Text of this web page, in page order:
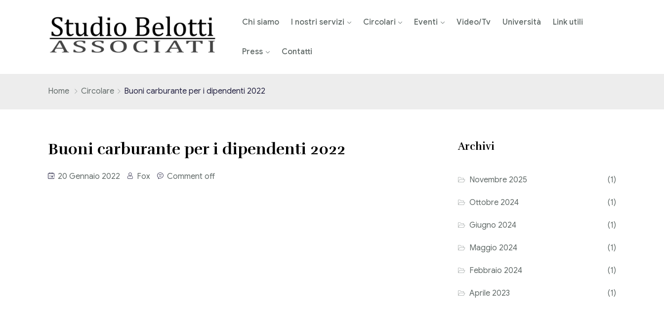
Chi siamo I nostri servizi Circolari Eventi Video/Tv Università Link utili
Press Contatti
Home Circolare Buoni carburante per i dipendenti 2022
Buoni carburante per i dipendenti 2022
20 Gennaio 2022 Fox Comment off
Archivi
Novembre 2025 (1)
Ottobre 2024 (1)
Giugno 2024 (1)
Maggio 2024 (1)
Febbraio 2024 (1)
Aprile 2023 (1)